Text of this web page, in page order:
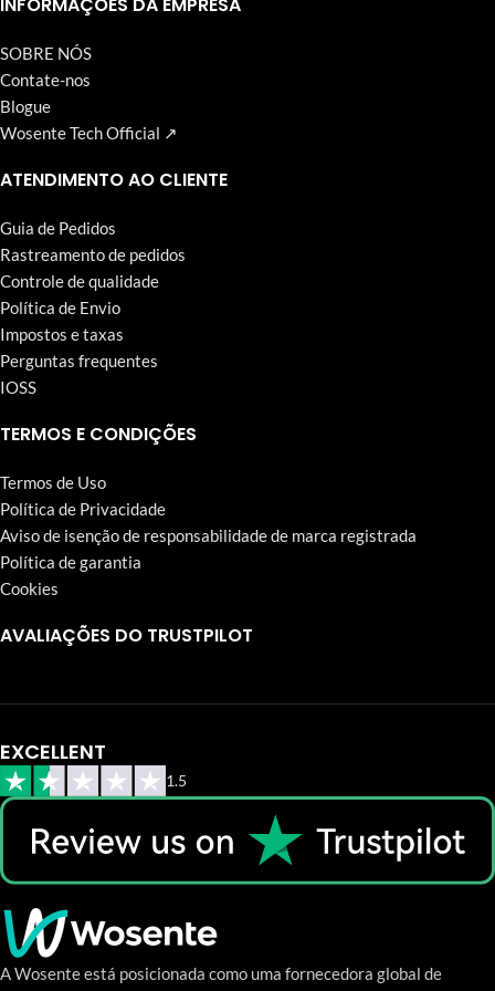
SOBRE NÓS
Contate-nos
Blogue
Wosente Tech Official ↗
ATENDIMENTO AO CLIENTE
Guia de Pedidos
Rastreamento de pedidos
Controle de qualidade
Política de Envio
Impostos e taxas
Perguntas frequentes
IOSS
TERMOS E CONDIÇÕES
Termos de Uso
Política de Privacidade
Aviso de isenção de responsabilidade de marca registrada
Política de garantia
Cookies
AVALIAÇÕES DO TRUSTPILOT
EXCELLENT
1.5
A Wosente está posicionada como uma fornecedora global de